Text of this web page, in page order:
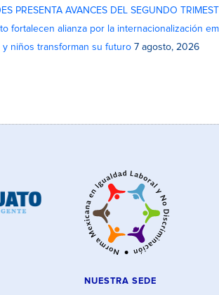
PRESENTA AVANCES DEL SEGUNDO
fortalecen alianza por la internacionalización
niños transforman su futuro 7 agosto, 2026
NUESTRA SEDE